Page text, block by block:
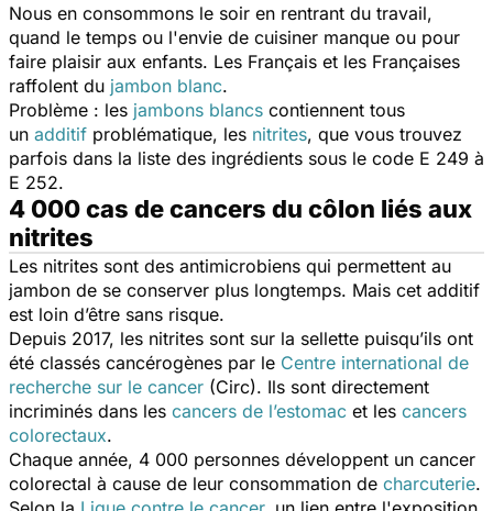
Nous en consommons le soir en rentrant du travail,
quand le temps ou l'envie de cuisiner manque ou pour
faire plaisir aux enfants. Les Français et les Françaises
raffolent du jambon blanc.
Problème : les jambons blancs contiennent tous
un additif problématique, les nitrites, que vous trouvez
parfois dans la liste des ingrédients sous le code E 249 à
E 252.
4 000 cas de cancers du côlon liés aux
nitrites
Les nitrites sont des antimicrobiens qui permettent au
jambon de se conserver plus longtemps. Mais cet additif
est loin d’être sans risque.
Depuis 2017, les nitrites sont sur la sellette puisqu’ils ont
été classés cancérogènes par le Centre international de
recherche sur le cancer (Circ). Ils sont directement
incriminés dans les cancers de l’estomac et les cancers
colorectaux.
Chaque année, 4 000 personnes développent un cancer
colorectal à cause de leur consommation de charcuterie.